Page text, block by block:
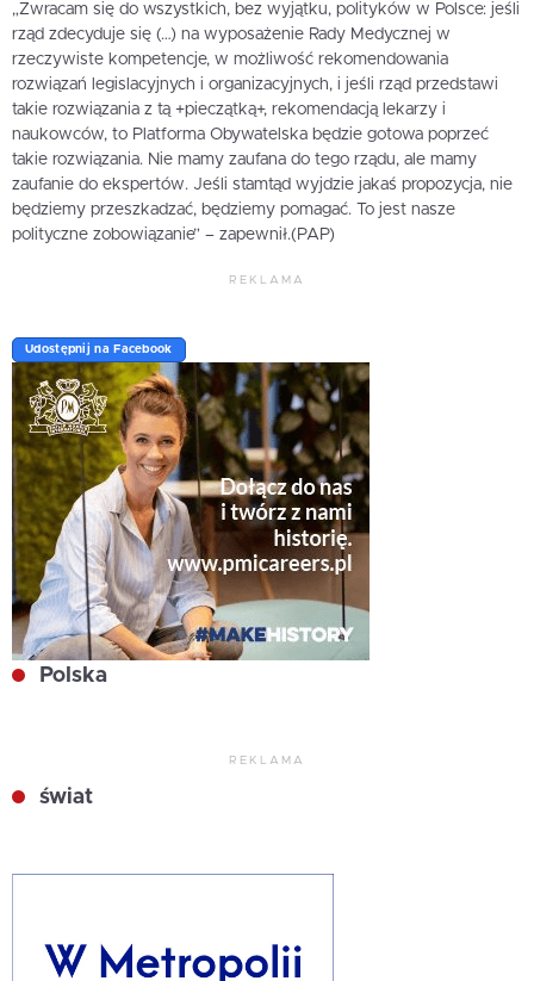
„Zwracam się do wszystkich, bez wyjątku, polityków w Polsce: jeśli
rząd zdecyduje się (…) na wyposażenie Rady Medycznej w
rzeczywiste kompetencje, w możliwość rekomendowania
rozwiązań legislacyjnych i organizacyjnych, i jeśli rząd przedstawi
takie rozwiązania z tą +pieczątką+, rekomendacją lekarzy i
naukowców, to Platforma Obywatelska będzie gotowa poprzeć
takie rozwiązania. Nie mamy zaufana do tego rządu, ale mamy
zaufanie do ekspertów. Jeśli stamtąd wyjdzie jakaś propozycja, nie
będziemy przeszkadzać, będziemy pomagać. To jest nasze
polityczne zobowiązanie” – zapewnił.(PAP)
REKLAMA
Udostępnij na Facebook
Polska
REKLAMA
świat